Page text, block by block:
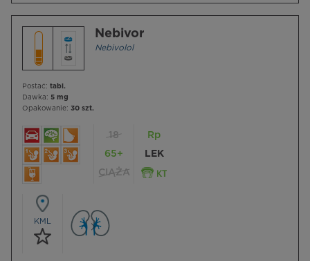
Nebivor
Nebivolol
Postać: tabl.
Dawka: 5 mg
Opakowanie: 30 szt.
18
65+
CIĄŻA
Rp
LEK
KML